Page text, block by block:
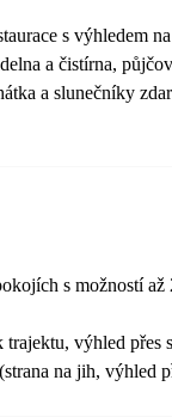
s výhledem
a čistírna,
a slunečníky
s možností
trajektu, výhled přes
na jih, výhled